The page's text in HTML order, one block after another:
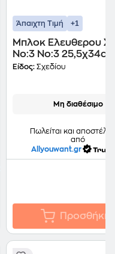
Άπαιχτη Τιμή +1
Μπλοκ Ελευθερου
Νo:3 Νo:3
Justnote 10428
Είδος: Σχεδίου
Μη διαθέσιμο
Πωλείται και
από
Allyouwant.gr
Προσθήκη